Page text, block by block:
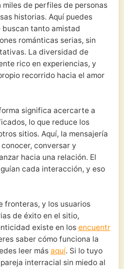
miles de perfiles de personas
historias. Aquí puedes
tanto amistad
románticas serias, sin
La diversidad de
rico en experiencias, y
recorrido hacia el amor
significa acercarte a
lo que reduce los
sitios. Aquí, la mensajería
conversar y
hacia una relación. El
cada interacción, y eso
fronteras, y los usuarios
de éxito en el sitio,
existe en los encuentr
saber cómo funciona la
leer más aquí. Si lo tuyo
interracial sin miedo al